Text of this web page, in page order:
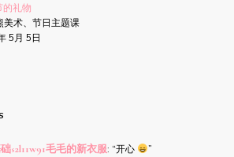
的礼物
美术、节日主题课
5月 5日
s2l11w91毛毛的新衣服: “开心 ”